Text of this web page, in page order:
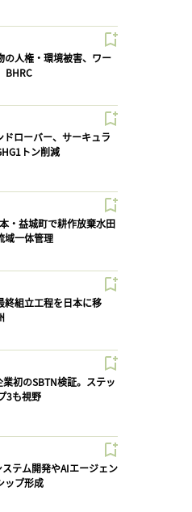
の人権・環境被害、ワー
BHRC
ドローバー、サーキュラ
トン削減
・益城町で耕作放棄水田
域一体管理
終組立工程を日本に移
業初のSBTN検証。ステッ
3も視野
ステム開発やAIエージェン
ップ形成